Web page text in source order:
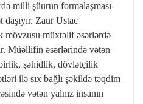
milli şüurun formalaşması
daşıyır. Zaur Ustac
mövzusu müxtəlif əsərlərdə
Müəllifin əsərlərində vətən
şəhidlik, dövlətçilik
ilə sıx bağlı şəkildə təqdim
vətən yalnız insanın